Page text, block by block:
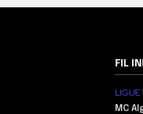
FIL
LIGUE 1
MC